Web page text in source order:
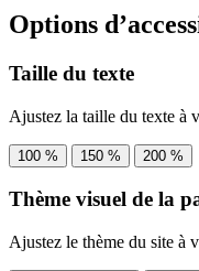
Options
Taille du texte
Ajustez la taille du texte à
100 % 150 % 200 %
Thème visuel de la
Ajustez le thème du site à